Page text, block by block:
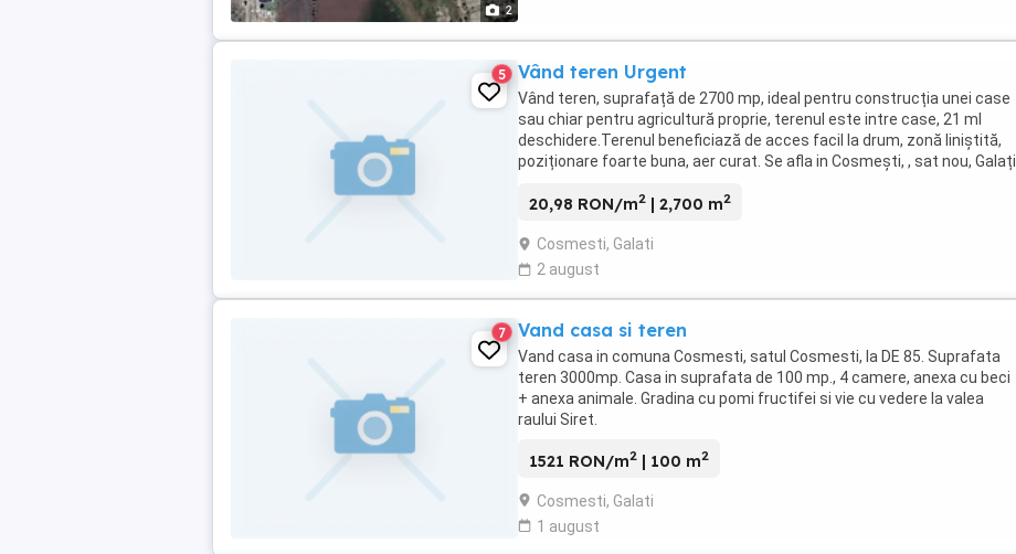
2
5 Vând teren Urgent
Vând teren, suprafață de 2700 mp, ideal pentru construcția unei case
sau chiar pentru agricultură proprie, terenul este intre case, 21 ml
deschidere.Terenul beneficiază de acces facil la drum, zonă liniștită,
poziționare foarte buna, aer curat. Se afla in Cosmești, , sat nou, Galați.
20,98 RON/m2 | 2,700 m2
Cosmesti, Galati
2 august
7 Vand casa si teren
Vand casa in comuna Cosmesti, satul Cosmesti, la DE 85. Suprafata
teren 3000mp. Casa in suprafata de 100 mp., 4 camere, anexa cu beci
+ anexa animale. Gradina cu pomi fructifei si vie cu vedere la valea
raului Siret.
1521 RON/m2 | 100 m2
Cosmesti, Galati
1 august